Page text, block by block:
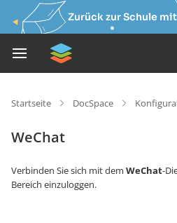
Zurück zur Schule mit
Startseite DocSpace
WeChat
Verbinden Sie sich mit dem WeChat-
Bereich einzuloggen.